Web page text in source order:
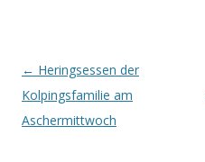
Post navigation
← Heringsessen der
Kolpingsfamilie am
Aschermittwoch